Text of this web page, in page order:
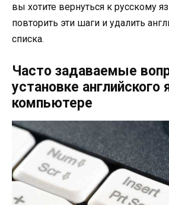
вы хотите вернуться к русскому
повторить эти шаги и удалить
списка.
Часто задаваемые
установке английского
компьютере